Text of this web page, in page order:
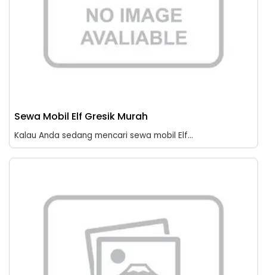
Sewa Mobil Elf Gresik Murah
Kalau Anda sedang mencari sewa mobil Elf...